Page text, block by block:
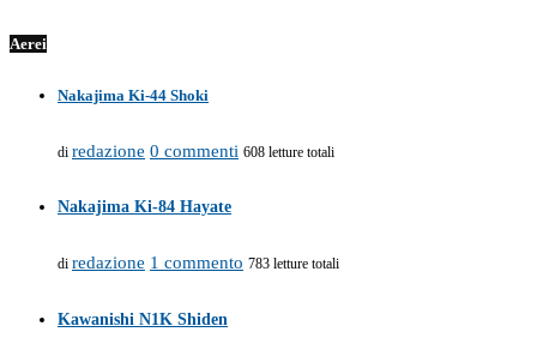
Aerei
Nakajima Ki-44 Shoki
di redazione 0 commenti 608 letture totali
Nakajima Ki-84 Hayate
di redazione 1 commento 783 letture totali
Kawanishi N1K Shiden